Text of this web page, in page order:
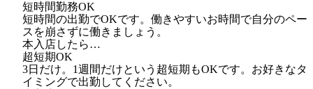
短時間勤務OK
短時間の出勤でOKです。働きやすいお時間で自分のペー
スを崩さずに働きましょう。
本入店したら…
超短期OK
3日だけ。1週間だけという超短期もOKです。お好きなタ
イミングで出勤してください。